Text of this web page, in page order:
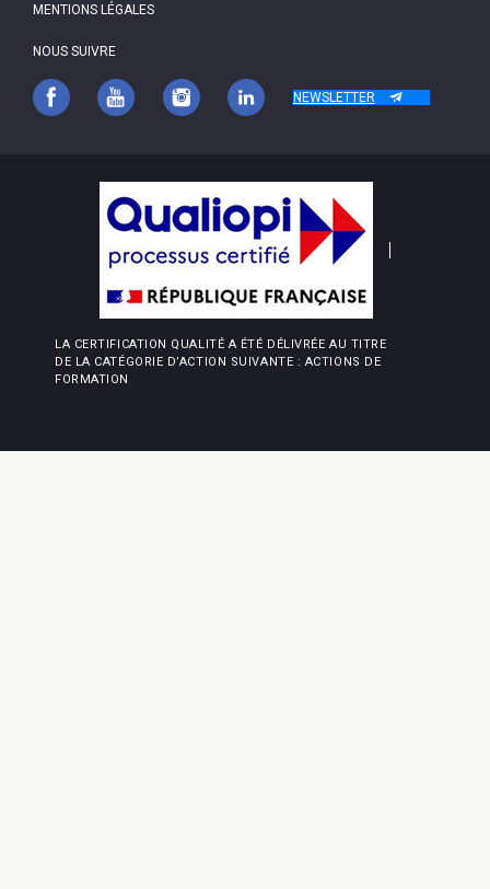
MENTIONS LÉGALES
NOUS SUIVRE
NEWSLETTER
LA CERTIFICATION QUALITÉ A ÉTÉ DÉLIVRÉE AU TITRE
DE LA CATÉGORIE D’ACTION SUIVANTE : ACTIONS DE
FORMATION